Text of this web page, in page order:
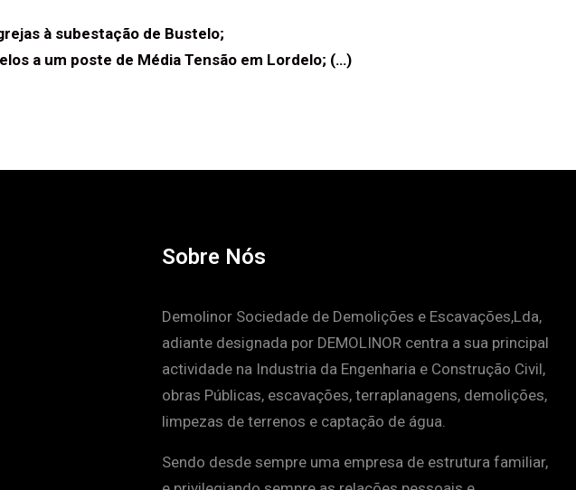
à subestação de Bustelo;
a um poste de Média Tensão em Lordelo; (…)
Sobre Nós
Demolinor Sociedade de Demolições e Escavações,Lda,
adiante designada por DEMOLINOR centra a sua principal
actividade na Industria da Engenharia e Construção Civil,
obras Públicas, escavações, terraplanagens, demolições,
limpezas de terrenos e captação de água.
Sendo desde sempre uma empresa de estrutura familiar,